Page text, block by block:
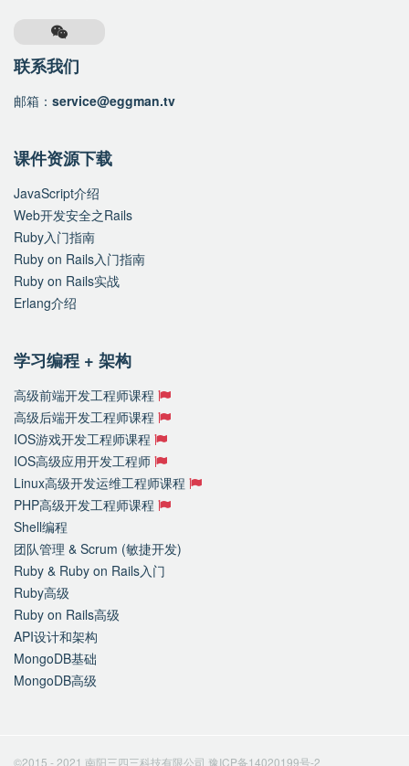
联系我们
邮箱： service@eggman.tv
课件资源下载
JavaScript介绍
Web开发安全之Rails
Ruby入门指南
Ruby on Rails入门指南
Ruby on Rails实战
Erlang介绍
学习编程 + 架构
高级前端开发工程师课程
高级后端开发工程师课程
IOS游戏开发工程师课程
IOS高级应用开发工程师
Linux高级开发运维工程师课程
PHP高级开发工程师课程
Shell编程
团队管理 & Scrum (敏捷开发)
Ruby & Ruby on Rails入门
Ruby高级
Ruby on Rails高级
API设计和架构
MongoDB基础
MongoDB高级
©2015 - 2021 南阳三四三科技有限公司 豫ICP备14020199号-2